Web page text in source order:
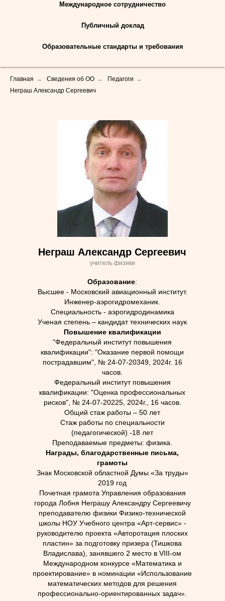
Международное сотрудничество
Публичный доклад
Образовательные стандарты и требования
Главная → Сведения об ОО → Педагоги →
Неграш Александр Сергеевич
Неграш Александр Сергеевич
учитель физики
Образование:
Высшее - Московский авиационный институт.
Инженер-аэрогидромеханик.
Специальность - аэрогидродинамика
Ученая степень – кандидат технических наук
Повышение квалификации
"Федеральный институт повышения
квалификации": "Оказание первой помощи
пострадавшим", № 24-07-20349, 2024г. 16
часов.
Федеральный институт повышения
квалификации: "Оценка профессиональных
рисков", № 24-07-20225, 2024г., 16 часов.
Общий стаж работы – 50 лет
Стаж работы по специальности
(педагогической) -18 лет
Преподаваемые предметы: физика.
Награды, благодарственные письма,
грамоты
Знак Московской областной Думы «За труды»
2019 год
Почетная грамота Управления образования
города Лобня Неграшу Александру Сергеевичу
преподавателю физики Физико-технической
школы НОУ Учебного центра «Арт-сервис» -
руководителю проекта «Авторотация плоских
пластин» за подготовку призера (Тишкова
Владислава), занявшего 2 место в VIII-ом
Международном конкурсе «Математика и
проектирование» в номинации «Использование
математических методов для решения
профессионально-ориентированных задач».